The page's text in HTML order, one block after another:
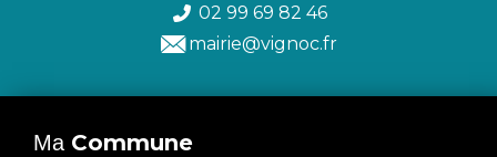
02 99 69 82 46
mairie@vignoc.fr
Ma Commune